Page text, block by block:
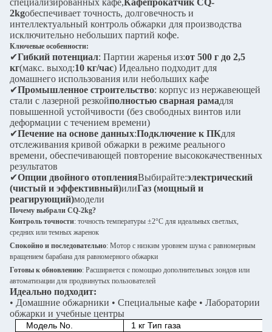
специализированных кафе, Кафепрокатчик CQ-
2kgобеспечивает точность, долговечность и
интеллектуальный контроль обжарки для производства
исключительно небольших партий кофе.
Ключевые особенности:
✔Гибкий потенциал: Партии жаренья из:от 500 г до 2,5
кг(макс. выход:10 кг/час) Идеально подходит для
домашнего использования или небольших кафе
✔Промышленное строительство: корпус из нержавеющей
стали с лазерной резкойполностью сварная рамадля
повышенной устойчивости (без свободных винтов или
деформации с течением времени)
✔Печение на основе данных:Подключение к ПКдля
отслеживания кривой обжарки в режиме реального
времени, обеспечивающей повторение высококачественных
результатов
✔Опции двойного отопленияВыбирайте:электрический
(чистый и эффективный)илиГаз (мощный и
реагирующий)модели
Почему выбрали CQ-2kg?
Контроль точности: точность температуры ±2°C для идеальных светлых,
средних или темных жаренок
Спокойно и последовательно: Мотор с низким уровнем шума с равномерным
вращением барабана для равномерного обжарки
Готовы к обновлению: Расширяется с помощью дополнительных зондов или
автоматизации для продвинутых пользователей
Идеально подходит:
• Домашние обжарники • Специальные кафе • Лаборатории
обжарки и учебные центры
Модель No.
1 кг Тип газа